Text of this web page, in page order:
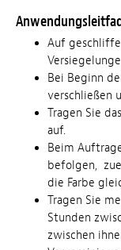
Auf
Bei Beginn
verschließen
Tragen Sie
auf.
Beim
befolgen,
die Farbe
Tragen Sie
Stunden
zwischen